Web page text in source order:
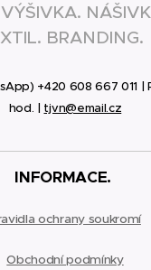
VÝŠIVKA.
BRANDING.
+420 608 667 011 |
hod. | tjvn@email.cz
INFORMACE.
ochrany soukromí
Obchodní podmínky